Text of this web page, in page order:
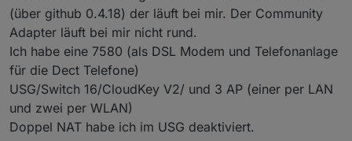
(über github 0.4.18) der läuft bei mir. Der Community
Adapter läuft bei mir nicht rund.
Ich habe eine 7580 (als DSL Modem und Telefonanlage
für die Dect Telefone)
USG/Switch 16/CloudKey V2/ und 3 AP (einer per LAN
und zwei per WLAN)
Doppel NAT habe ich im USG deaktiviert.